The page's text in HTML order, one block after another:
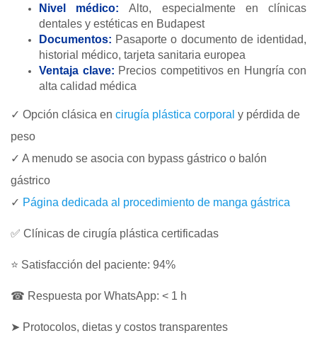
Nivel médico:Alto, especialmente en clínicas
dentales y estéticas en Budapest
Documentos: Pasaporte o documento de identidad,
historial médico, tarjeta sanitaria europea
Ventaja clave: Precios competitivos en Hungría con
alta calidad médica
✓ Opción clásica en cirugía plástica corporal y pérdida de
peso
✓ A menudo se asocia con bypass gástrico o balón
gástrico
✓ Página dedicada al procedimiento de manga gástrica
✅ Clínicas de cirugía plástica certificadas
⭐ Satisfacción del paciente: 94%
☎ Respuesta por WhatsApp: < 1 h
➤ Protocolos, dietas y costos transparentes